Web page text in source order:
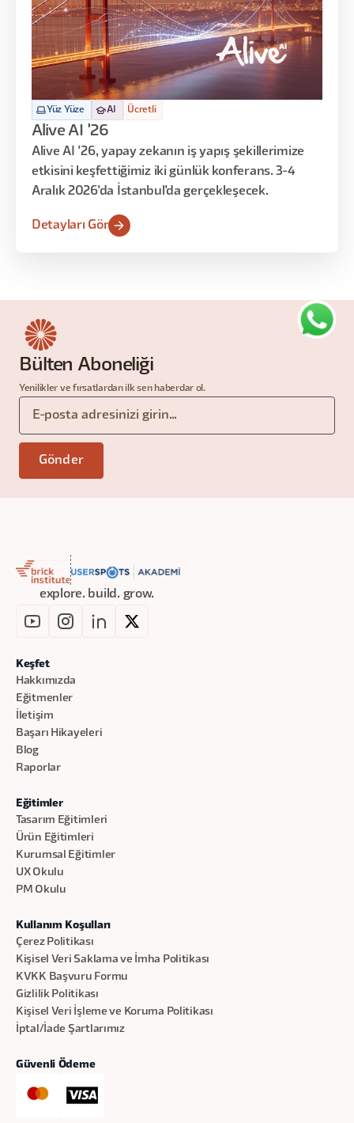
Yüz Yüze AI Ücretli
Alive AI '26
Alive AI '26, yapay zekanın iş yapış şekillerimize
etkisini keşfettiğimiz iki günlük konferans. 3-4
Aralık 2026'da İstanbul'da gerçekleşecek.
Detayları Gör
Bülten Aboneliği
Yenilikler ve fırsatlardan ilk sen haberdar ol.
explore. build. grow.
Keşfet
Hakkımızda
Eğitmenler
İletişim
Başarı Hikayeleri
Blog
Raporlar
Eğitimler
Tasarım Eğitimleri
Ürün Eğitimleri
Kurumsal Eğitimler
UX Okulu
PM Okulu
Kullanım Koşulları
Çerez Politikası
Kişisel Veri Saklama ve İmha Politikası
KVKK Başvuru Formu
Gizlilik Politikası
Kişisel Veri İşleme ve Koruma Politikası
İptal/İade Şartlarımız
Güvenli Ödeme